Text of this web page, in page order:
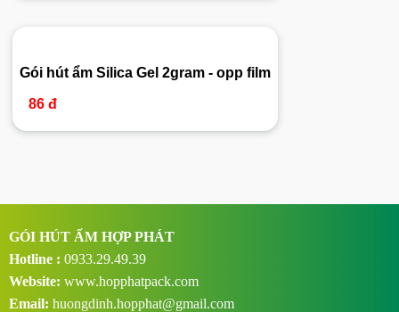
Gói hút ẩm Silica Gel 2gram - opp film
86 đ
GÓI HÚT ẨM HỢP PHÁT
Hotline : 0933.29.49.39
Website: www.hopphatpack.com
Email: huongdinh.hopphat@gmail.com